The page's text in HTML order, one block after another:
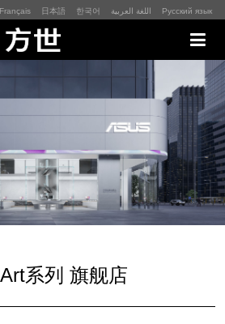
Français 日本語 한국어 اللغة العربية Русский язык
置·CG&DVICE
系列 旗舰店